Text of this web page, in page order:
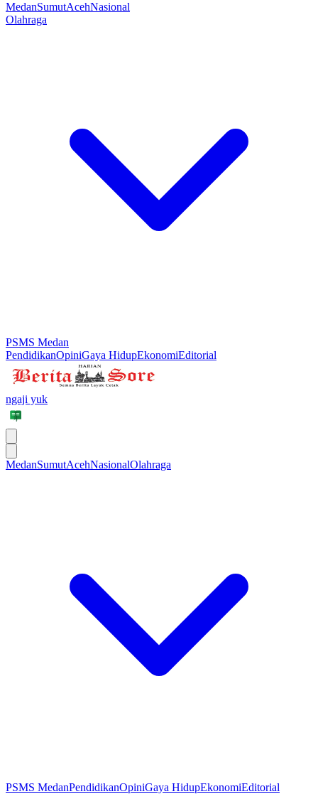
MedanSumutAcehNasional
Olahraga
PSMS Medan
PendidikanOpiniGaya HidupEkonomiEditorial
ngaji yuk
MedanSumutAcehNasionalOlahraga
PSMS MedanPendidikanOpiniGaya HidupEkonomiEditorial